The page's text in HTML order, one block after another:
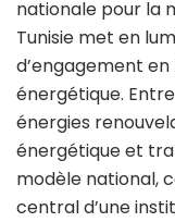
nationale pour la
Tunisie met en
d’engagement
énergétique.
énergies
énergétique et
modèle national,
central d’une